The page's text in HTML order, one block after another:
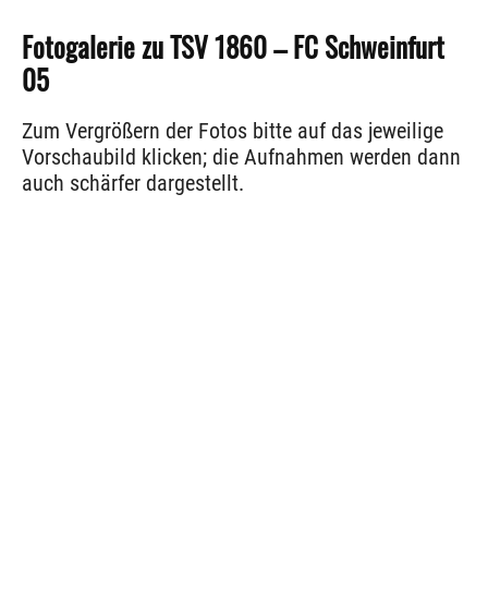
Fotogalerie zu TSV 1860 – FC Schweinfurt
05
Zum Vergrößern der Fotos bitte auf das jeweilige
Vorschaubild klicken; die Aufnahmen werden dann
auch schärfer dargestellt.